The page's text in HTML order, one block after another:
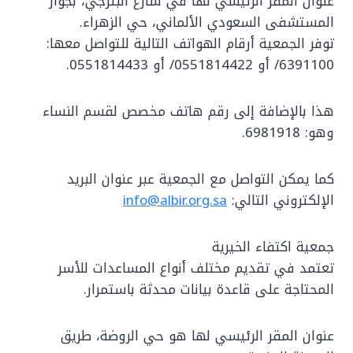
المستشفى السعودي الألماني، حي الزهراء.
توفر الجمعية أرقام الهواتف التالية للتواصل معها:
6391100/ أو 0551814422/ أو 0551814433.
هذا بالإضافة إلى رقم هاتف مخصص لقسم النساء
وهو: 6981918.
كما يمكن التواصل مع الجمعية عبر عنوان البريد
الإلكتروني التالي: info@albir.org.sa
جمعية اكتفاء الخيرية
تعتمد في تقديم مختلف أنواع المساعدات للأسر
المحتاجة على قاعدة بيانات محدثة باستمرار.
عنوان المقر الرئيسي لها هو حي الروضة، طريق